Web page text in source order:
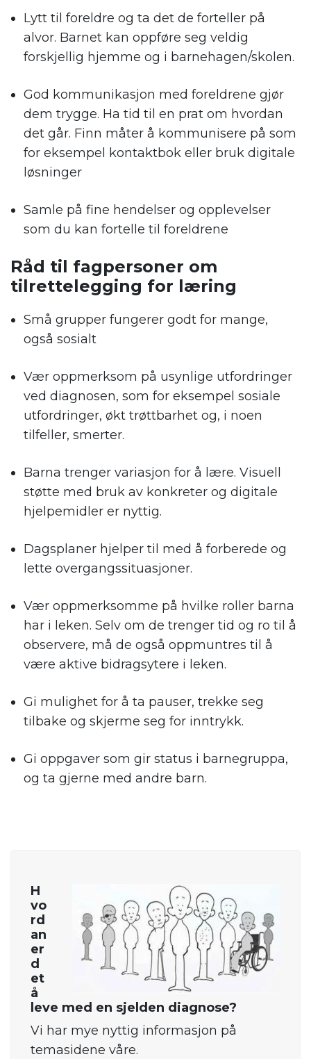
Lytt til foreldre og ta det de forteller på
alvor. Barnet kan oppføre seg veldig
forskjellig hjemme og i barnehagen/skolen.
God kommunikasjon med foreldrene gjør
dem trygge. Ha tid til en prat om hvordan
det går. Finn måter å kommunisere på som
for eksempel kontaktbok eller bruk digitale
løsninger
Samle på fine hendelser og opplevelser
som du kan fortelle til foreldrene
Råd til fagpersoner om
tilrettelegging for læring
Små grupper fungerer godt for mange,
også sosialt
Vær oppmerksom på usynlige utfordringer
ved diagnosen, som for eksempel sosiale
utfordringer, økt trøttbarhet og, i noen
tilfeller, smerter.
Barna trenger variasjon for å lære. Visuell
støtte med bruk av konkreter og digitale
hjelpemidler er nyttig.
Dagsplaner hjelper til med å forberede og
lette overgangssituasjoner.
Vær oppmerksomme på hvilke roller barna
har i leken. Selv om de trenger tid og ro til å
observere, må de også oppmuntres til å
være aktive bidragsytere i leken.
Gi mulighet for å ta pauser, trekke seg
tilbake og skjerme seg for inntrykk.
Gi oppgaver som gir status i barnegruppa,
og ta gjerne med andre barn.
H
vo
rd
an
er
d
et
å
leve med en sjelden diagnose?
Vi har mye nyttig informasjon på
temasidene våre.